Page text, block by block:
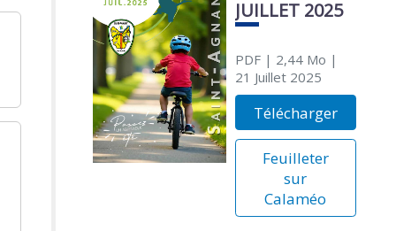
JUILLET 2025
PDF| 2,44 Mo |
21 Juillet 2025
Télécharger
Feuilleter
sur
Calaméo